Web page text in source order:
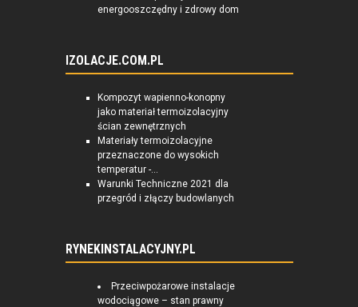
energooszczędny i zdrowy dom
IZOLACJE.COM.PL
Kompozyt wapienno-konopny
jako materiał termoizolacyjny
ścian zewnętrznych
Materiały termoizolacyjne
przeznaczone do wysokich
temperatur -...
Warunki Techniczne 2021 dla
przegród i złączy budowlanych
RYNEKINSTALACYJNY.PL
Przeciwpożarowe instalacje
wodociągowe – stan prawny